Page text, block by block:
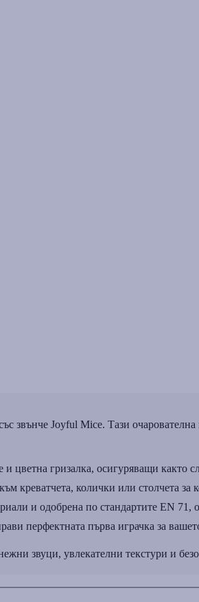
звънче Joyful Mice. Тази
цветна гризалка, осигуряващи както
креватчета, колички или столчета за
и одобрена по стандартите EN 71,
перфектната първа играчка за
звуци, увлекателни текстури и